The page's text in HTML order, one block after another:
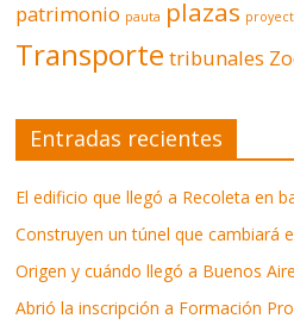
patrimonio pauta plazas
Transporte tribunales
Entradas recientes
El edificio que llegó a Recoleta en
Construyen un túnel que cambiará
Origen y cuándo llegó a Buenos
Abrió la inscripción a Formación